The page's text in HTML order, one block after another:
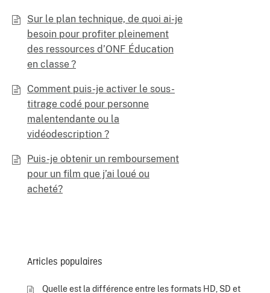
Sur le plan technique, de quoi ai-je
besoin pour profiter pleinement
des ressources d’ONF Éducation
en classe ?
Comment puis-je activer le sous-
titrage codé pour personne
malentendante ou la
vidéodescription ?
Puis-je obtenir un remboursement
pour un film que j’ai loué ou
acheté?
Articles populaires
Quelle est la différence entre les formats HD, SD et